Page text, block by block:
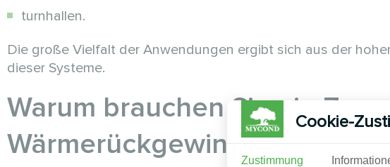
turnhallen.
Die große Vielfalt der Anwendungen ergibt sich aus der
dieser Systeme.
Warum brauchen Sie ein Zu-
Wärmerückgewinnung?
Cookie-
Zustimmung